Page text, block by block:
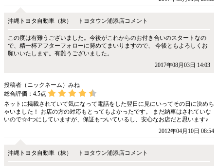
沖縄トヨタ自動車（株） トヨタウン浦添店コメント
この度は有難うございました。今後がこれからのお付き合いのスタートなの
で、精一杯アフターフォローに努めてまいりますので、 今後ともよろしくお
願いいたします。有難うございました。
2017年08月03日 14:03
投稿者（ニックネーム）みね
総合評価： 4.5点
ネットに掲載されていて気になって電話をした翌日に見にいってその日に決めち
ゃいました！ お店の方の対応もとってもよかったです。 まだ納車はされていな
いので☆4つにしていますが、保証もついているし、安心なお店だと思います♪
2012年04月10日 08:54
沖縄トヨタ自動車（株） トヨタウン浦添店コメント